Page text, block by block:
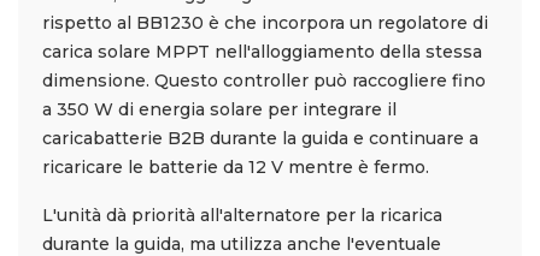
rispetto al BB1230 è che incorpora un regolatore di
carica solare MPPT nell'alloggiamento della stessa
dimensione. Questo controller può raccogliere fino
a 350 W di energia solare per integrare il
caricabatterie B2B durante la guida e continuare a
ricaricare le batterie da 12 V mentre è fermo.
L'unità dà priorità all'alternatore per la ricarica
durante la guida, ma utilizza anche l'eventuale